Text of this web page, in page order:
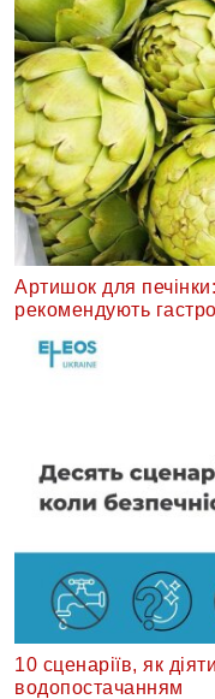
Артишок для
рекомендують
10 сценаріїв, як
водопостачанням